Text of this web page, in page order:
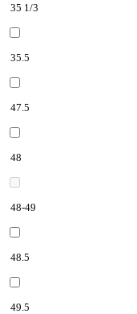
35 1/3
35.5
47.5
48
48-49
48.5
49.5